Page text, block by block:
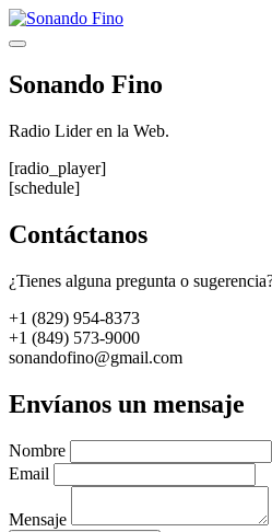
Saltar
al
Menú
Sonando Fino
Radio Lider en la Web.
[radio_player]
[schedule]
Contáctanos
¿Tienes alguna pregunta o
+1 (829) 954-8373
+1 (849) 573-9000
sonandofino@gmail.com
Envíanos un mensaje
Nombre
Email
Mensaje